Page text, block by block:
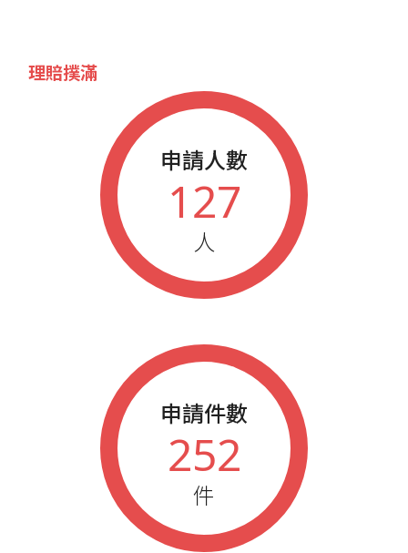
理賠撲滿
申請人數
127
人
申請件數
252
件